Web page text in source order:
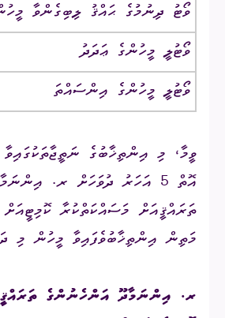
ވޯޓު ދިނުމުގެ ޙައްޤު ލިބިގެންވާ
ވޯޓުލީ މީހުންގެ ޢަދަދު
ވޯޓުލީ މީހުންގެ އިންސައްތަ
ވީމާ، މި އިންތިޚާބުގެ
އޮތް 5 އަހަރު ދުވަހަށް ރ.
ތަރައްޤީއަށް މަސައްކަތްކުރާ
މަތިން އިންތިޚާބުވެފައިވާ މީހުން މި
ރ. އިންނަމާދޫ އަންހެނުންގެ